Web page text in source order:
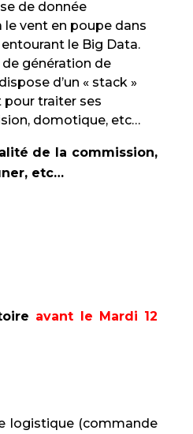
de donnée
vent en poupe dans
le Big Data.
génération de
d’un « stack »
traiter ses
domotique, etc…
de la commission,
etc…
avant le Mardi 12
logistique (commande